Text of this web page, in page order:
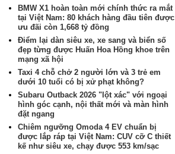
BMW X1 hoàn toàn mới chính thức ra mắt
tại Việt Nam: 80 khách hàng đầu tiên được
ưu đãi còn 1,668 tỷ đồng
Điểm lại dàn siêu xe, xe sang và biển số
đẹp từng được Huấn Hoa Hồng khoe trên
mạng xã hội
Taxi 4 chỗ chở 2 người lớn và 3 trẻ em
dưới 10 tuổi có bị xử phạt không?
Subaru Outback 2026 "lột xác" với ngoại
hình góc cạnh, nội thất mới và màn hình
đặt ngang
Chiêm ngưỡng Omoda 4 EV chuẩn bị
được lắp ráp tại Việt Nam: CUV cỡ C thiết
kế như siêu xe, chạy được 553 km/sạc